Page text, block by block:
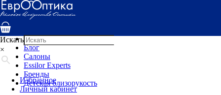
Услуги
Специалисты
Детская оптика
Блог
Салоны
Essilor Experts
Бренды
Детская близорукость
Искать
×
Избранное
Личный кабинет